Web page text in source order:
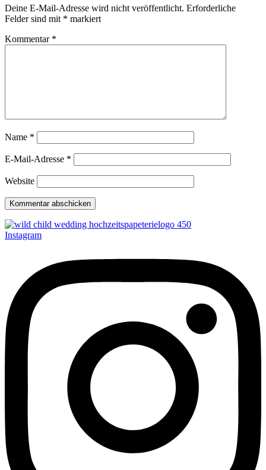
Deine E-Mail-Adresse wird nicht veröffentlicht. Erforderliche
Felder sind mit * markiert
Kommentar *
Name *
E-Mail-Adresse *
Website
Instagram